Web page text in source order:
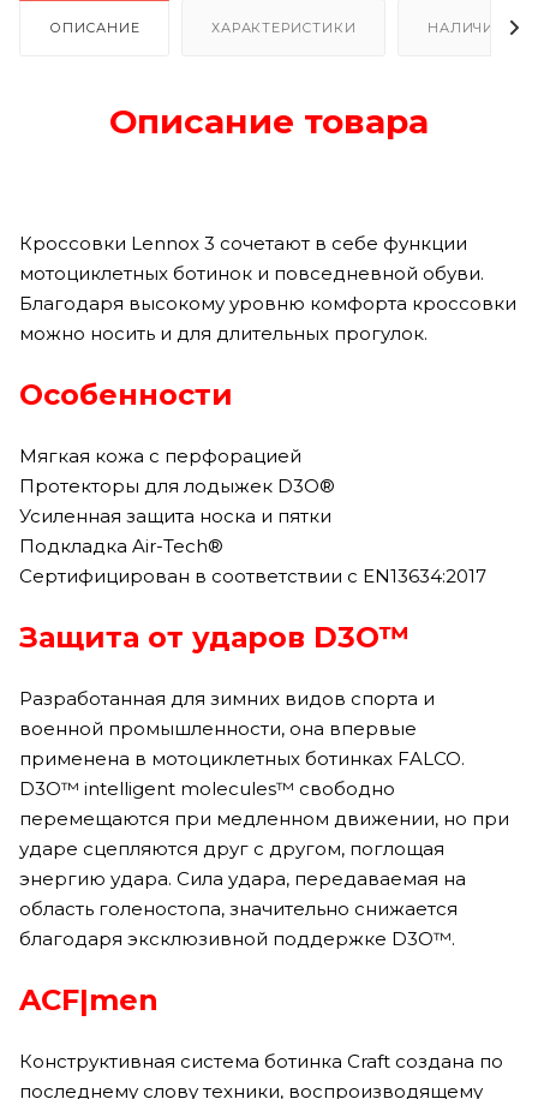
ОПИСАНИЕ ХАРАКТЕРИСТИКИ НАЛИЧИЕ
Описание товара
Кроссовки Lennox 3 сочетают в себе функции
мотоциклетных ботинок и повседневной обуви.
Благодаря высокому уровню комфорта кроссовки
можно носить и для длительных прогулок.
Особенности
Мягкая кожа с перфорацией
Протекторы для лодыжек D3O®
Усиленная защита носка и пятки
Подкладка Air-Tech®
Сертифицирован в соответствии с EN13634:2017
Защита от ударов D3O™
Разработанная для зимних видов спорта и
военной промышленности, она впервые
применена в мотоциклетных ботинках FALCO.
D3O™ intelligent molecules™ свободно
перемещаются при медленном движении, но при
ударе сцепляются друг с другом, поглощая
энергию удара. Сила удара, передаваемая на
область голеностопа, значительно снижается
благодаря эксклюзивной поддержке D3O™.
ACF|men
Конструктивная система ботинка Craft создана по
последнему слову техники, воспроизводящему